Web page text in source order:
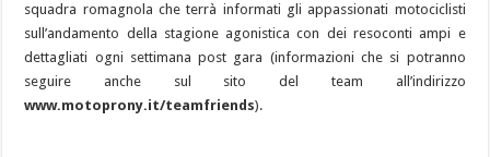
squadra romagnola che terrà informati gli appassionati motociclisti
sull’andamento della stagione agonistica con dei resoconti ampi e
dettagliati ogni settimana post gara (informazioni che si potranno
seguire anche sul sito del team all’indirizzo
www.motoprony.it/teamfriends).